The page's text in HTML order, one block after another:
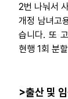
2번 나눠서
개정 남녀고
습니다. 또
현행 1회 분
>출산 및